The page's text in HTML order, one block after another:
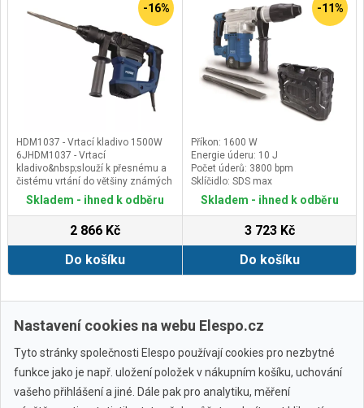
-16%
HDM1037 - Vrtací kladivo 1500W
6JHDM1037 - Vrtací
kladivo&nbsp;slouží k přesnému a
čistému vrtání do většiny známých
stavebních materiálů, dřeva, kovu
a plastu. S kladivem lze nejen
otloukat omítky a obkladačky.
Všechna kladiva umožňují zapojit
vrtání bez příklepu, vrtání s
příklepem nebo jen příklep bez
lze ostří sekáče nastavit do
zvolit optimální polohu pro danou
4 funkce:&nbsp;vrtání, vrtání s
rotace,&nbsp;sekání&nbsp;
Se sklíčidlem SDS Plus
Skladem - ihned k odběru
2 866 Kč
Do košíku
-11%
Příkon: 1600 W
Energie úderu: 10 J
Počet úderů: 3800 bpm
Sklíčidlo: SDS max
Skladem - ihned k odběru
3 723 Kč
Do košíku
Zobrazit další
Nastavení cookies na webu Elespo.cz
Tyto stránky společnosti Elespo používají cookies pro nezbytné
funkce jako je např. uložení položek v nákupním košíku, uchování
vašeho přihlášení a jiné. Dále pak pro analytiku, měření